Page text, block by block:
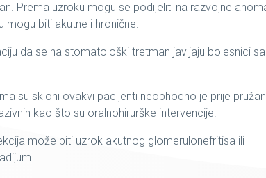
Prema uzroku mogu se podijeliti na razvojne
mogu biti akutne i hronične.
da se na stomatološki tretman javljaju bolesnici sa
su skloni ovakvi pacijenti neophodno je prije
kao što su oralnohirurške intervencije.
može biti uzrok akutnog glomerulonefritisa ili